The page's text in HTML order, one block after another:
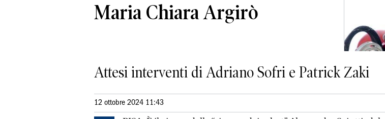
Maria Chiara Argirò
Attesi interventi di Adriano Sofri e Patrick Zaki
12 ottobre 2024 11:43